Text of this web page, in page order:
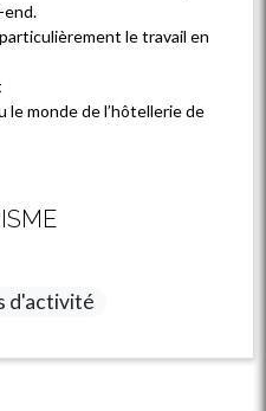
end.
le travail en
le monde de l’hôtellerie de
d'activité